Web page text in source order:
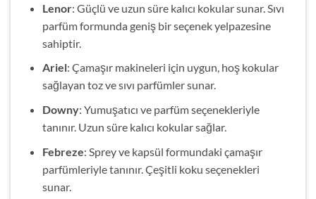
Lenor: Güçlü ve uzun süre kalıcı kokular sunar. Sıvı
parfüm formunda geniş bir seçenek yelpazesine
sahiptir.
Ariel: Çamaşır makineleri için uygun, hoş kokular
sağlayan toz ve sıvı parfümler sunar.
Downy: Yumuşatıcı ve parfüm seçenekleriyle
tanınır. Uzun süre kalıcı kokular sağlar.
Febreze: Sprey ve kapsül formundaki çamaşır
parfümleriyle tanınır. Çeşitli koku seçenekleri
sunar.